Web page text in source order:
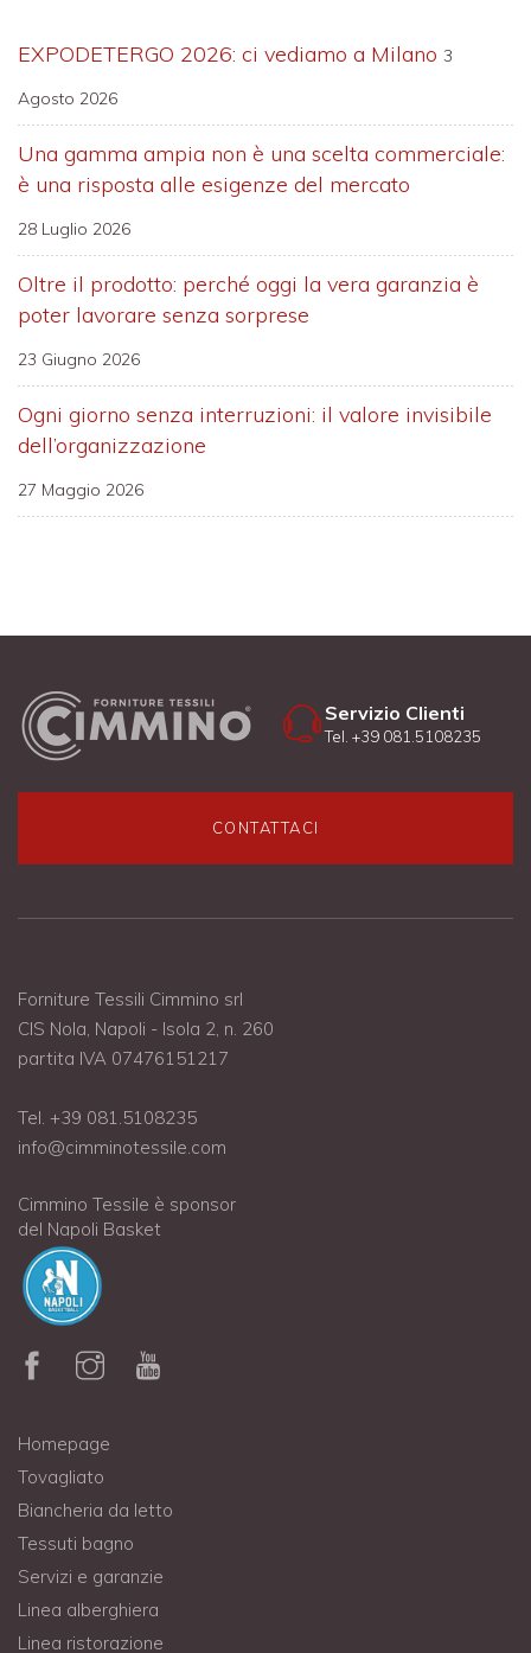
EXPODETERGO 2026: ci vediamo a Milano 3
Agosto 2026
Una gamma ampia non è una scelta commerciale:
è una risposta alle esigenze del mercato
28 Luglio 2026
Oltre il prodotto: perché oggi la vera garanzia è
poter lavorare senza sorprese
23 Giugno 2026
Ogni giorno senza interruzioni: il valore invisibile
dell’organizzazione
27 Maggio 2026
Servizio Clienti
Tel. +39 081.5108235
CONTATTACI
Forniture Tessili Cimmino srl
CIS Nola, Napoli - Isola 2, n. 260
partita IVA 07476151217
Tel. +39 081.5108235
info@cimminotessile.com
Cimmino Tessile è sponsor
del Napoli Basket
Homepage
Tovagliato
Biancheria da letto
Tessuti bagno
Servizi e garanzie
Linea alberghiera
Linea ristorazione